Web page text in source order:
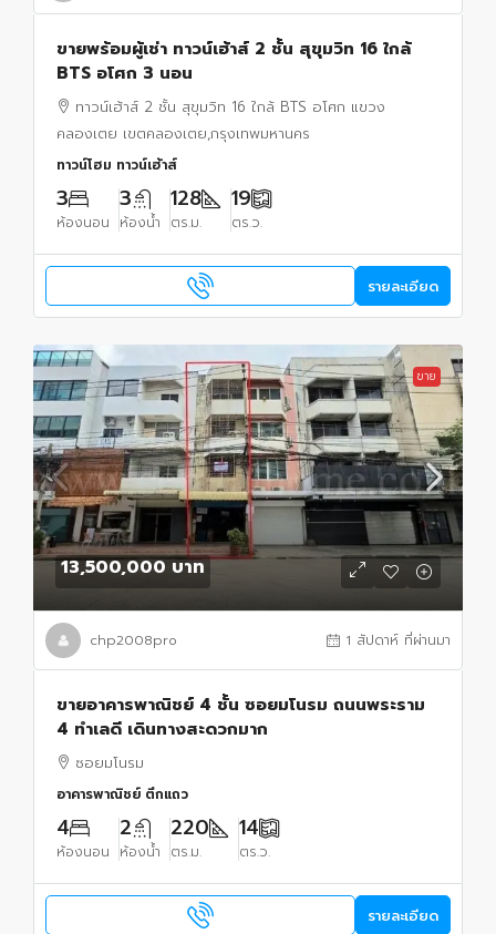
ขายพร้อมผู้เช่า ทาวน์เฮ้าส์ 2 ชั้น สุขุมวิท 16 ใกล้
BTS อโศก 3 นอน
ทาวน์เฮ้าส์ 2 ชั้น สุขุมวิท 16 ใกล้ BTS อโศก แขวง
คลองเตย เขตคลองเตย,กรุงเทพมหานคร
ทาวน์โฮม ทาวน์เฮ้าส์
3
ห้องนอน
3
ห้องน้ำ
128
ตร.ม.
19
ตร.ว.
รายละเอียด
ขาย
13,500,000 บาท
chp2008pro 1 สัปดาห์ ที่ผ่านมา
ขายอาคารพาณิชย์ 4 ชั้น ซอยมโนรม ถนนพระราม
4 ทำเลดี เดินทางสะดวกมาก
ซอยมโนรม
อาคารพาณิชย์ ตึกแถว
4
ห้องนอน
2
ห้องน้ำ
220
ตร.ม.
14
ตร.ว.
รายละเอียด